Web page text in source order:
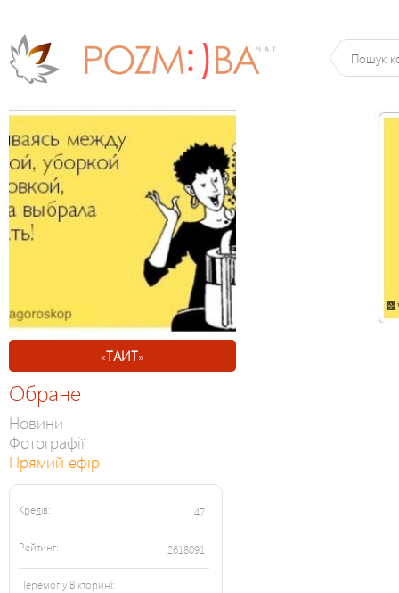
«ТАИТ»
Обране
Новини
Фотографії
Прямий ефір
Кредів: 47
Рейтинг: 2618091
Перемог у Вікторині: